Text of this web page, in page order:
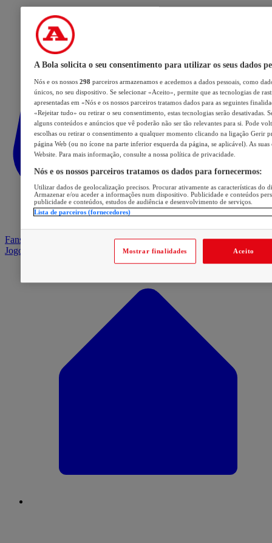
Fans Arena
Jogos
A Bola solicita o seu consentimento para utilizar os seus dados
Nós e os nossos 298 parceiros armazenamos e acedemos a dados pessoais, como
únicos, no seu dispositivo. Se selecionar «Aceito», permite que as tecnologias de
apresentadas em «Nós e os nossos parceiros tratamos dados para as seguintes
«Rejeitar tudo» ou retirar o seu consentimento, estas tecnologias serão desativadas.
alguns conteúdos e anúncios que vê poderão não ser tão relevantes para si. Pode
escolhas ou retirar o consentimento a qualquer momento clicando na ligação Gerir
página Web (ou no ícone na parte inferior esquerda da página, se aplicável). As suas
Website. Para mais informação, consulte a nossa política de privacidade.
Nós e os nossos parceiros tratamos os dados para fornecermos:
Utilizar dados de geolocalização precisos. Procurar ativamente as características do
Armazenar e/ou aceder a informações num dispositivo. Publicidade e conteúdos
publicidade e conteúdos, estudos de audiência e desenvolvimento de serviços.
Lista de parceiros (fornecedores)
Mostrar finalidades Aceito